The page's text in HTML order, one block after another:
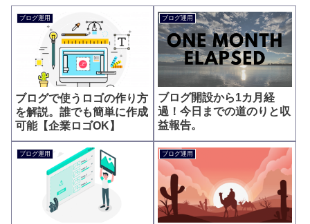
ブログ運用
ブログで使うロゴの作り方
を解説。誰でも簡単に作成
可能【企業ロゴOK】
ブログ運用
ブログ開設から1カ月経
過！今日までの道のりと収
益報告。
ブログ運用 ブログ運用